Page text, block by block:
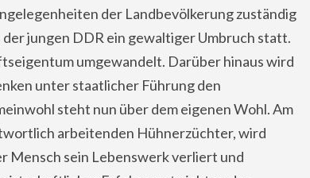
der Landbevölkerung zuständig
jungen DDR ein gewaltiger Umbruch statt.
umgewandelt. Darüber hinaus wird
unter staatlicher Führung den
steht nun über dem eigenen Wohl. Am
arbeitenden Hühnerzüchter, wird
Mensch sein Lebenswerk verliert und